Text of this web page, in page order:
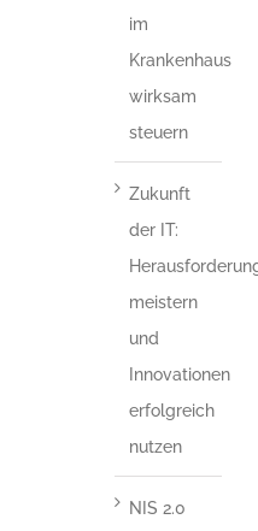
im
Krankenhaus
wirksam
steuern
Zukunft
der IT:
meistern
und
Innovationen
erfolgreich
nutzen
NIS 2.0